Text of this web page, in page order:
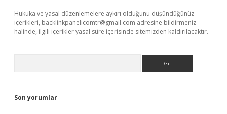
Hukuka ve yasal düzenlemelere aykırı olduğunu düşündüğünüz
içerikleri, backlinkpanelicomtr@gmail.com adresine bildirmeniz
halinde, ilgili içerikler yasal süre içerisinde sitemizden kaldırılacaktır.
Son yorumlar